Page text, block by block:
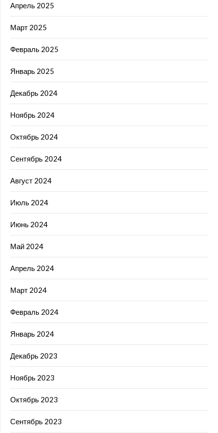
Апрель 2025
Март 2025
Февраль 2025
Январь 2025
Декабрь 2024
Ноябрь 2024
Октябрь 2024
Сентябрь 2024
Август 2024
Июль 2024
Июнь 2024
Май 2024
Апрель 2024
Март 2024
Февраль 2024
Январь 2024
Декабрь 2023
Ноябрь 2023
Октябрь 2023
Сентябрь 2023